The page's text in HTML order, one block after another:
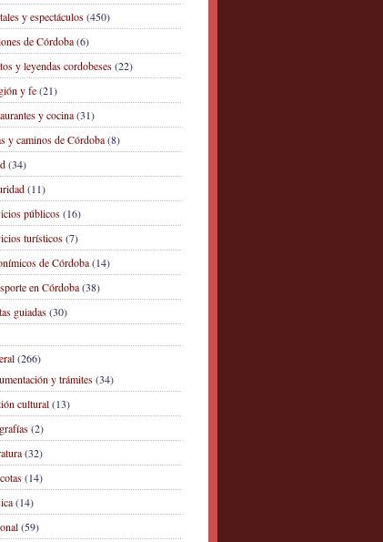
y espectáculos(450)
de Córdoba(6)
y leyendas cordobeses(22)
y fe(21)
y cocina(31)
y caminos de Córdoba(8)
(34)
(11)
públicos(16)
turísticos(7)
de Córdoba(14)
en Córdoba(38)
guiadas(30)
(266)
y trámites(34)
cultural(13)
(2)
(32)
(14)
(14)
(59)